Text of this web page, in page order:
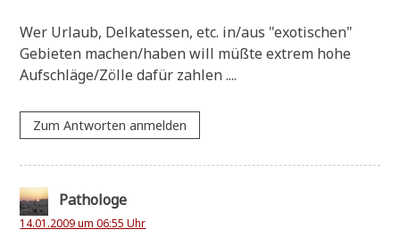
Wer Urlaub, Del­ka­tes­sen, etc. in/aus "exo­ti­schen"
Gebie­ten machen/haben will müß­te extrem hohe
Aufschläge/Zölle dafür zahlen ....
Zum Antworten anmelden
Pathologe
14.01.2009 um 06:55 Uhr